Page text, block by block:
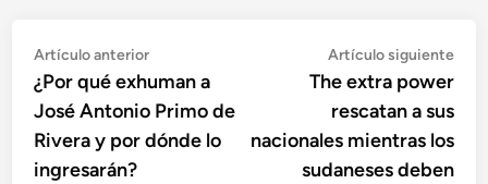
Navegación
de
entradas
Artículo anteriorArtículo
anterior:
¿Por qué exhuman a
José Antonio Primo de
Rivera y por dónde lo
ingresarán?
Artículo siguiente
The extra power
rescatan a sus
nacionales mientras los
sudaneses deben